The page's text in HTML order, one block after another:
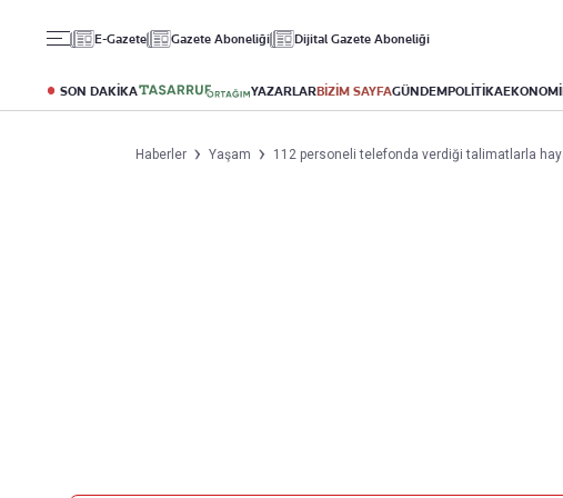
E-Gazete Gazete Aboneliği Dijital Gazete Aboneliği
SON DAKİKA YAZARLARBİZİM SAYFAGÜNDEMPOLİTİKAEKONOMİ
Altın
Döviz
Kripto Para
Puan Durumu
Fikstür
Avrupa Ligi
Avrupa
Haberler Yaşam 112 personeli telefonda verdiği talimatlarla